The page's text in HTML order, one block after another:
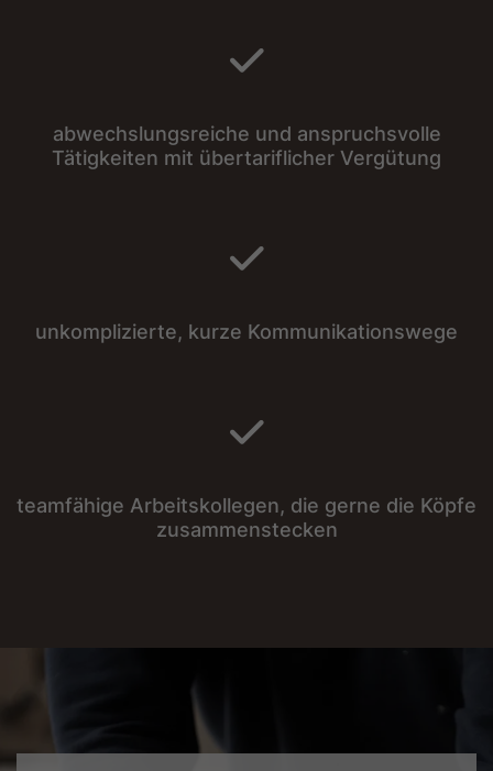
abwechslungsreiche und anspruchsvolle
Tätigkeiten mit übertariflicher Vergütung
unkomplizierte, kurze Kommunikationswege
teamfähige Arbeitskollegen, die gerne die Köpfe
zusammenstecken